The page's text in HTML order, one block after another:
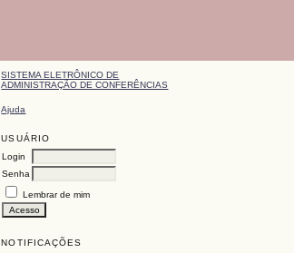
SISTEMA ELETRÔNICO DE
ADMINISTRAÇÃO DE CONFERÊNCIAS
Ajuda
USUÁRIO
Login
Senha
Lembrar de mim
NOTIFICAÇÕES